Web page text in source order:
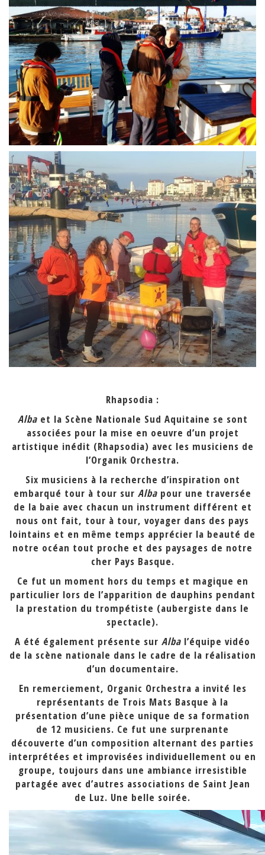
Rhapsodia :
Albaet la Scène Nationale Sud Aquitaine se sont
associées pour la mise en oeuvre d’un projet
artistique inédit (Rhapsodia) avec les musiciens de
l’Organik Orchestra.
Six musiciens à la recherche d’inspiration ont
embarqué tour à tour sur Alba pour une traversée
de la baie avec chacun un instrument différent et
nous ont fait, tour à tour, voyager dans des pays
lointains et en même temps apprécier la beauté de
notre océan tout proche et des paysages de notre
cher Pays Basque.
Ce fut un moment hors du temps et magique en
particulier lors de l’apparition de dauphins pendant
la prestation du trompétiste (aubergiste dans le
spectacle).
A été également présente sur Alba l’équipe vidéo
de la scène nationale dans le cadre de la réalisation
d’un documentaire.
En remerciement, Organic Orchestra a invité les
représentants de Trois Mats Basque à la
présentation d’une pièce unique de sa formation
de 12 musiciens. Ce fut une surprenante
découverte d’un composition alternant des parties
interprétées et improvisées individuellement ou en
groupe, toujours dans une ambiance irresistible
partagée avec d’autres associations de Saint Jean
de Luz. Une belle soirée.